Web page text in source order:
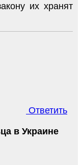
их хранят
Ответить
в Украине